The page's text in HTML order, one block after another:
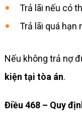
Trả lãi nếu có
Trả lãi quá hạn
Nếu không trả nợ
kiện tại tòa án.
Điều 468 – Quy